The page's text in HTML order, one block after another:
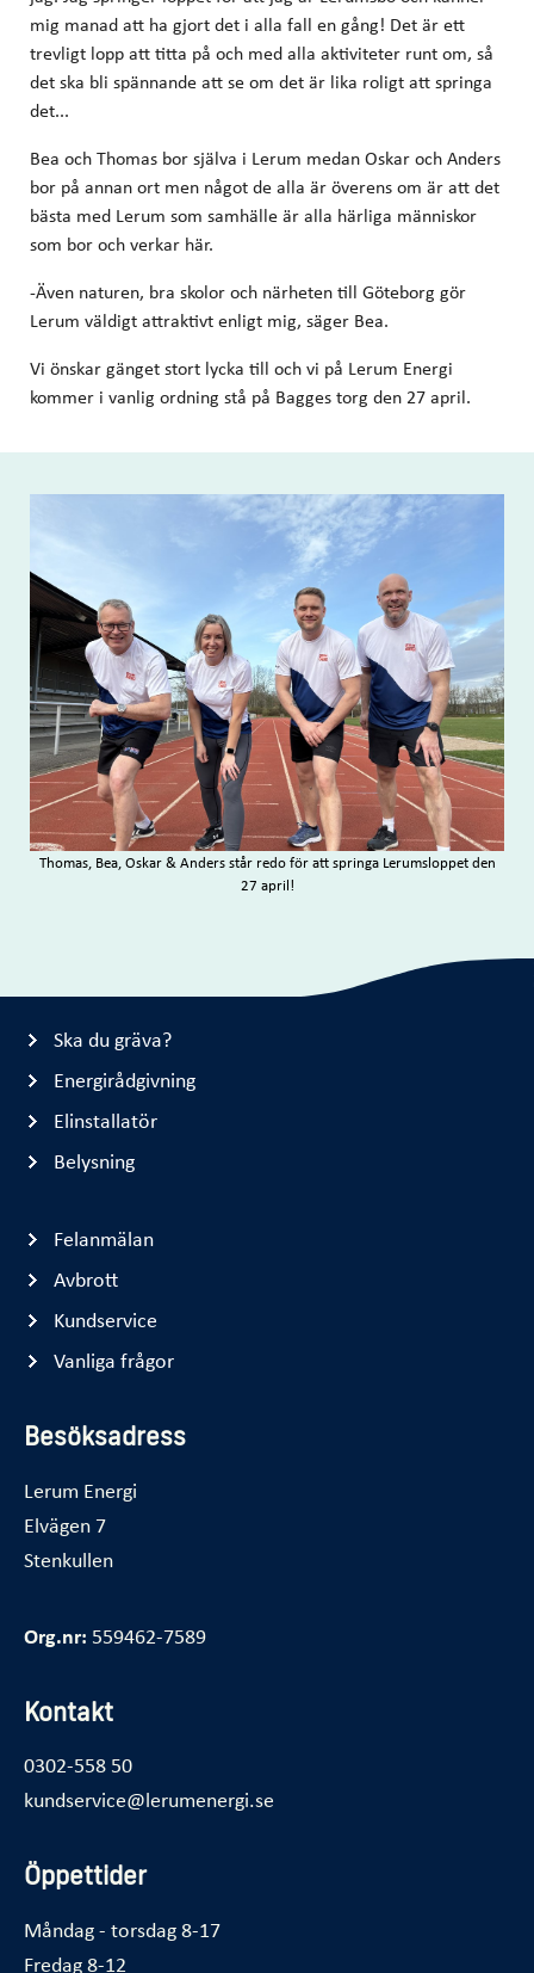
mig manad att ha gjort det i alla fall en gång! Det är ett
trevligt lopp att titta på och med alla aktiviteter runt om, så
det ska bli spännande att se om det är lika roligt att springa
det...
Bea och Thomas bor själva i Lerum medan Oskar och Anders
bor på annan ort men något de alla är överens om är att det
bästa med Lerum som samhälle är alla härliga människor
som bor och verkar här.
-Även naturen, bra skolor och närheten till Göteborg gör
Lerum väldigt attraktivt enligt mig, säger Bea.
Vi önskar gänget stort lycka till och vi på Lerum Energi
kommer i vanlig ordning stå på Bagges torg den 27 april.
Thomas, Bea, Oskar & Anders står redo för att springa Lerumsloppet den
27 april!
Ska du gräva?
Energirådgivning
Elinstallatör
Belysning
Felanmälan
Avbrott
Kundservice
Vanliga frågor
Besöksadress
Lerum Energi
Elvägen 7
Stenkullen
Org.nr: 559462-7589
Kontakt
0302-558 50
kundservice@lerumenergi.se
Öppettider
Måndag - torsdag 8-17
Fredag 8-12